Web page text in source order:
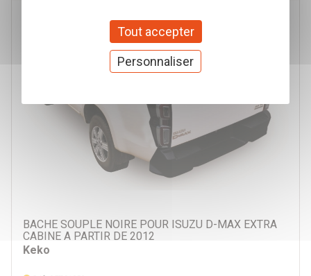
BACHE SOUPLE NOIRE POUR ISUZU D-MAX EXTRA
CABINE A PARTIR DE 2012
Keko
Tout accepter
Personnaliser